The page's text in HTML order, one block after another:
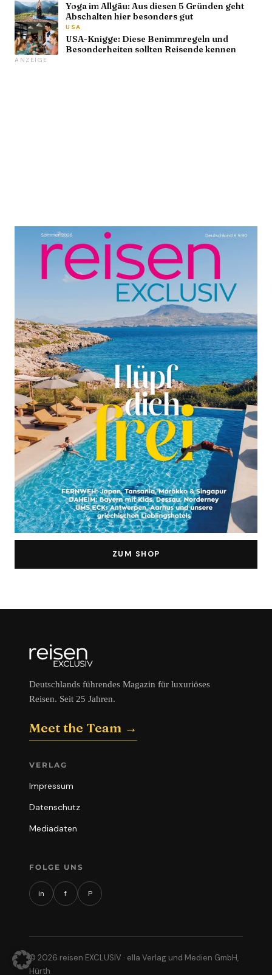
ZUM SHOP
Yoga im Allgäu: Aus diesen 5 Gründen geht
Abschalten hier besonders gut
USA
USA-Knigge: Diese Benimmregeln und
Besonderheiten sollten Reisende kennen
ANZEIGE
Deutschlands führendes Magazin für luxuriöses
Reisen. Seit 25 Jahren.
Meet the Team →
VERLAG
Impressum
Datenschutz
Mediadaten
FOLGE UNS
in f P
© 2026 reisen EXCLUSIV · ella Verlag und Medien GmbH,
Hürth